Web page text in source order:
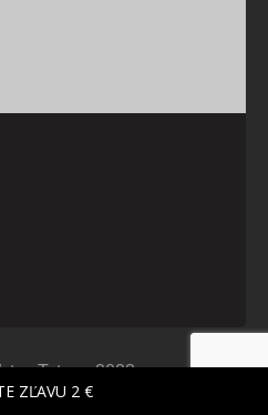
Tatran. 2023
ZĽAVU 2 €